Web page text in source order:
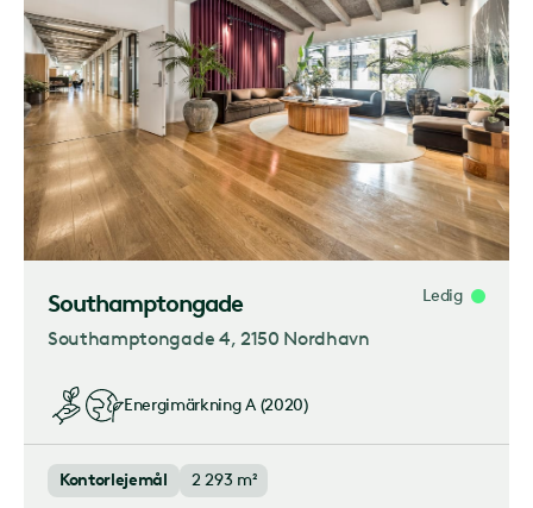
Southamptongade Ledig
Southamptongade 4, 2150 Nordhavn
Energimärkning A (2020)
Kontorlejemål 2 293 m²